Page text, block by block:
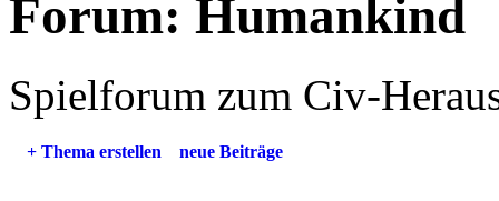
Forum: Humankind
Spielforum zum Civ-
+ Thema erstellen neue Beiträge